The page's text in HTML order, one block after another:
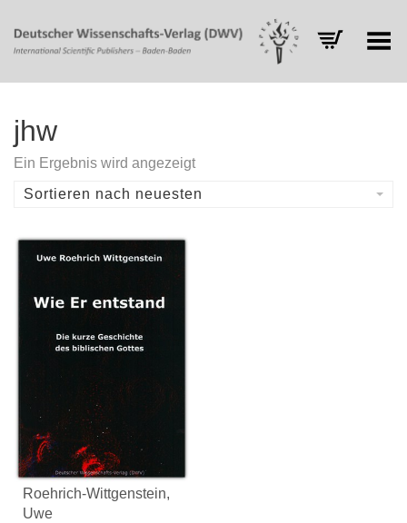
Toggle Menu
jhw
Ein Ergebnis wird angezeigt
Sortieren nach neuesten
Roehrich-Wittgenstein,
Uwe